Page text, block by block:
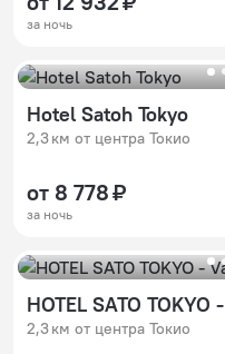
за ночь
Hotel Satoh Tokyo
2,3 км от центра Токио
от 8 778 ₽
за ночь
HOTEL SATO
2,3 км от центра Токио